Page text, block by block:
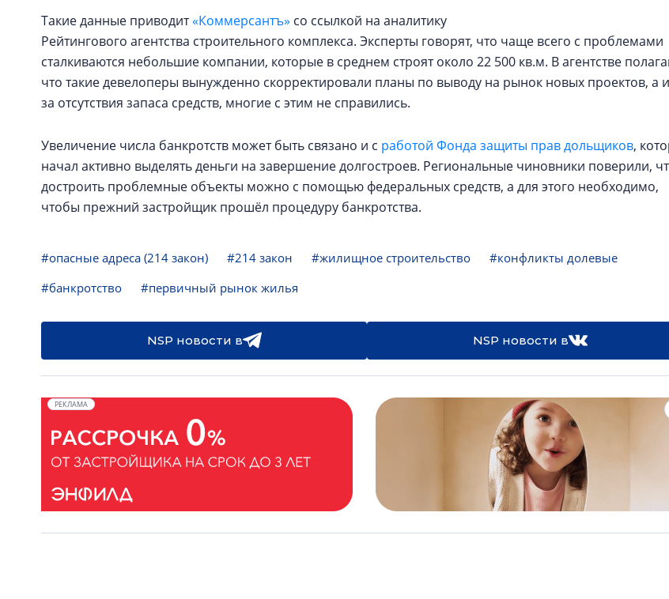
Такие данные приводит«Коммерсантъ» со ссылкой на аналитику
Рейтингового агентства строительного комплекса. Эксперты говорят, что чаще всего с проблемами
сталкиваются небольшие компании, которые в среднем строят около 22 500 кв.м. В агентстве
что такие девелоперы вынужденно скорректировали планы по выводу на рынок новых проектов, а
за отсутствия запаса средств, многие с этим не справились.
Увеличение числа банкротств может быть связано и с работой Фонда защиты прав дольщиков,
начал активно выделять деньги на завершение долгостроев. Региональные чиновники поверили,
достроить проблемные объекты можно с помощью федеральных средств, а для этого необходимо,
чтобы прежний застройщик прошёл процедуру банкротства.
#опасные адреса (214 закон) #214 закон #жилищное строительство
#конфликты долевые
#банкротство
#первичный рынок жилья
NSP новости в NSP новости в
РЕКЛАМА